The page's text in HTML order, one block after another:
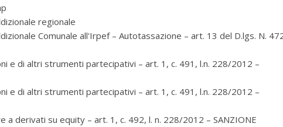
regionale
Comunale all'Irpef – Autotassazione – art. 13 del D.lgs. N.
e di altri strumenti partecipativi – art. 1, c. 491, l.n. 228/2012 –
e di altri strumenti partecipativi – art. 1, c. 491, l.n. 228/2012 –
derivati su equity – art. 1, c. 492, l. n. 228/2012 – SANZIONE